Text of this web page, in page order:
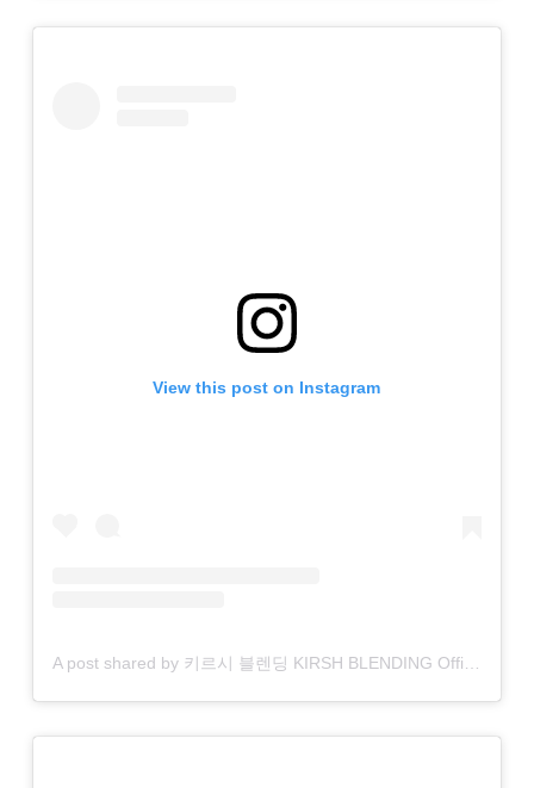
View this post on Instagram